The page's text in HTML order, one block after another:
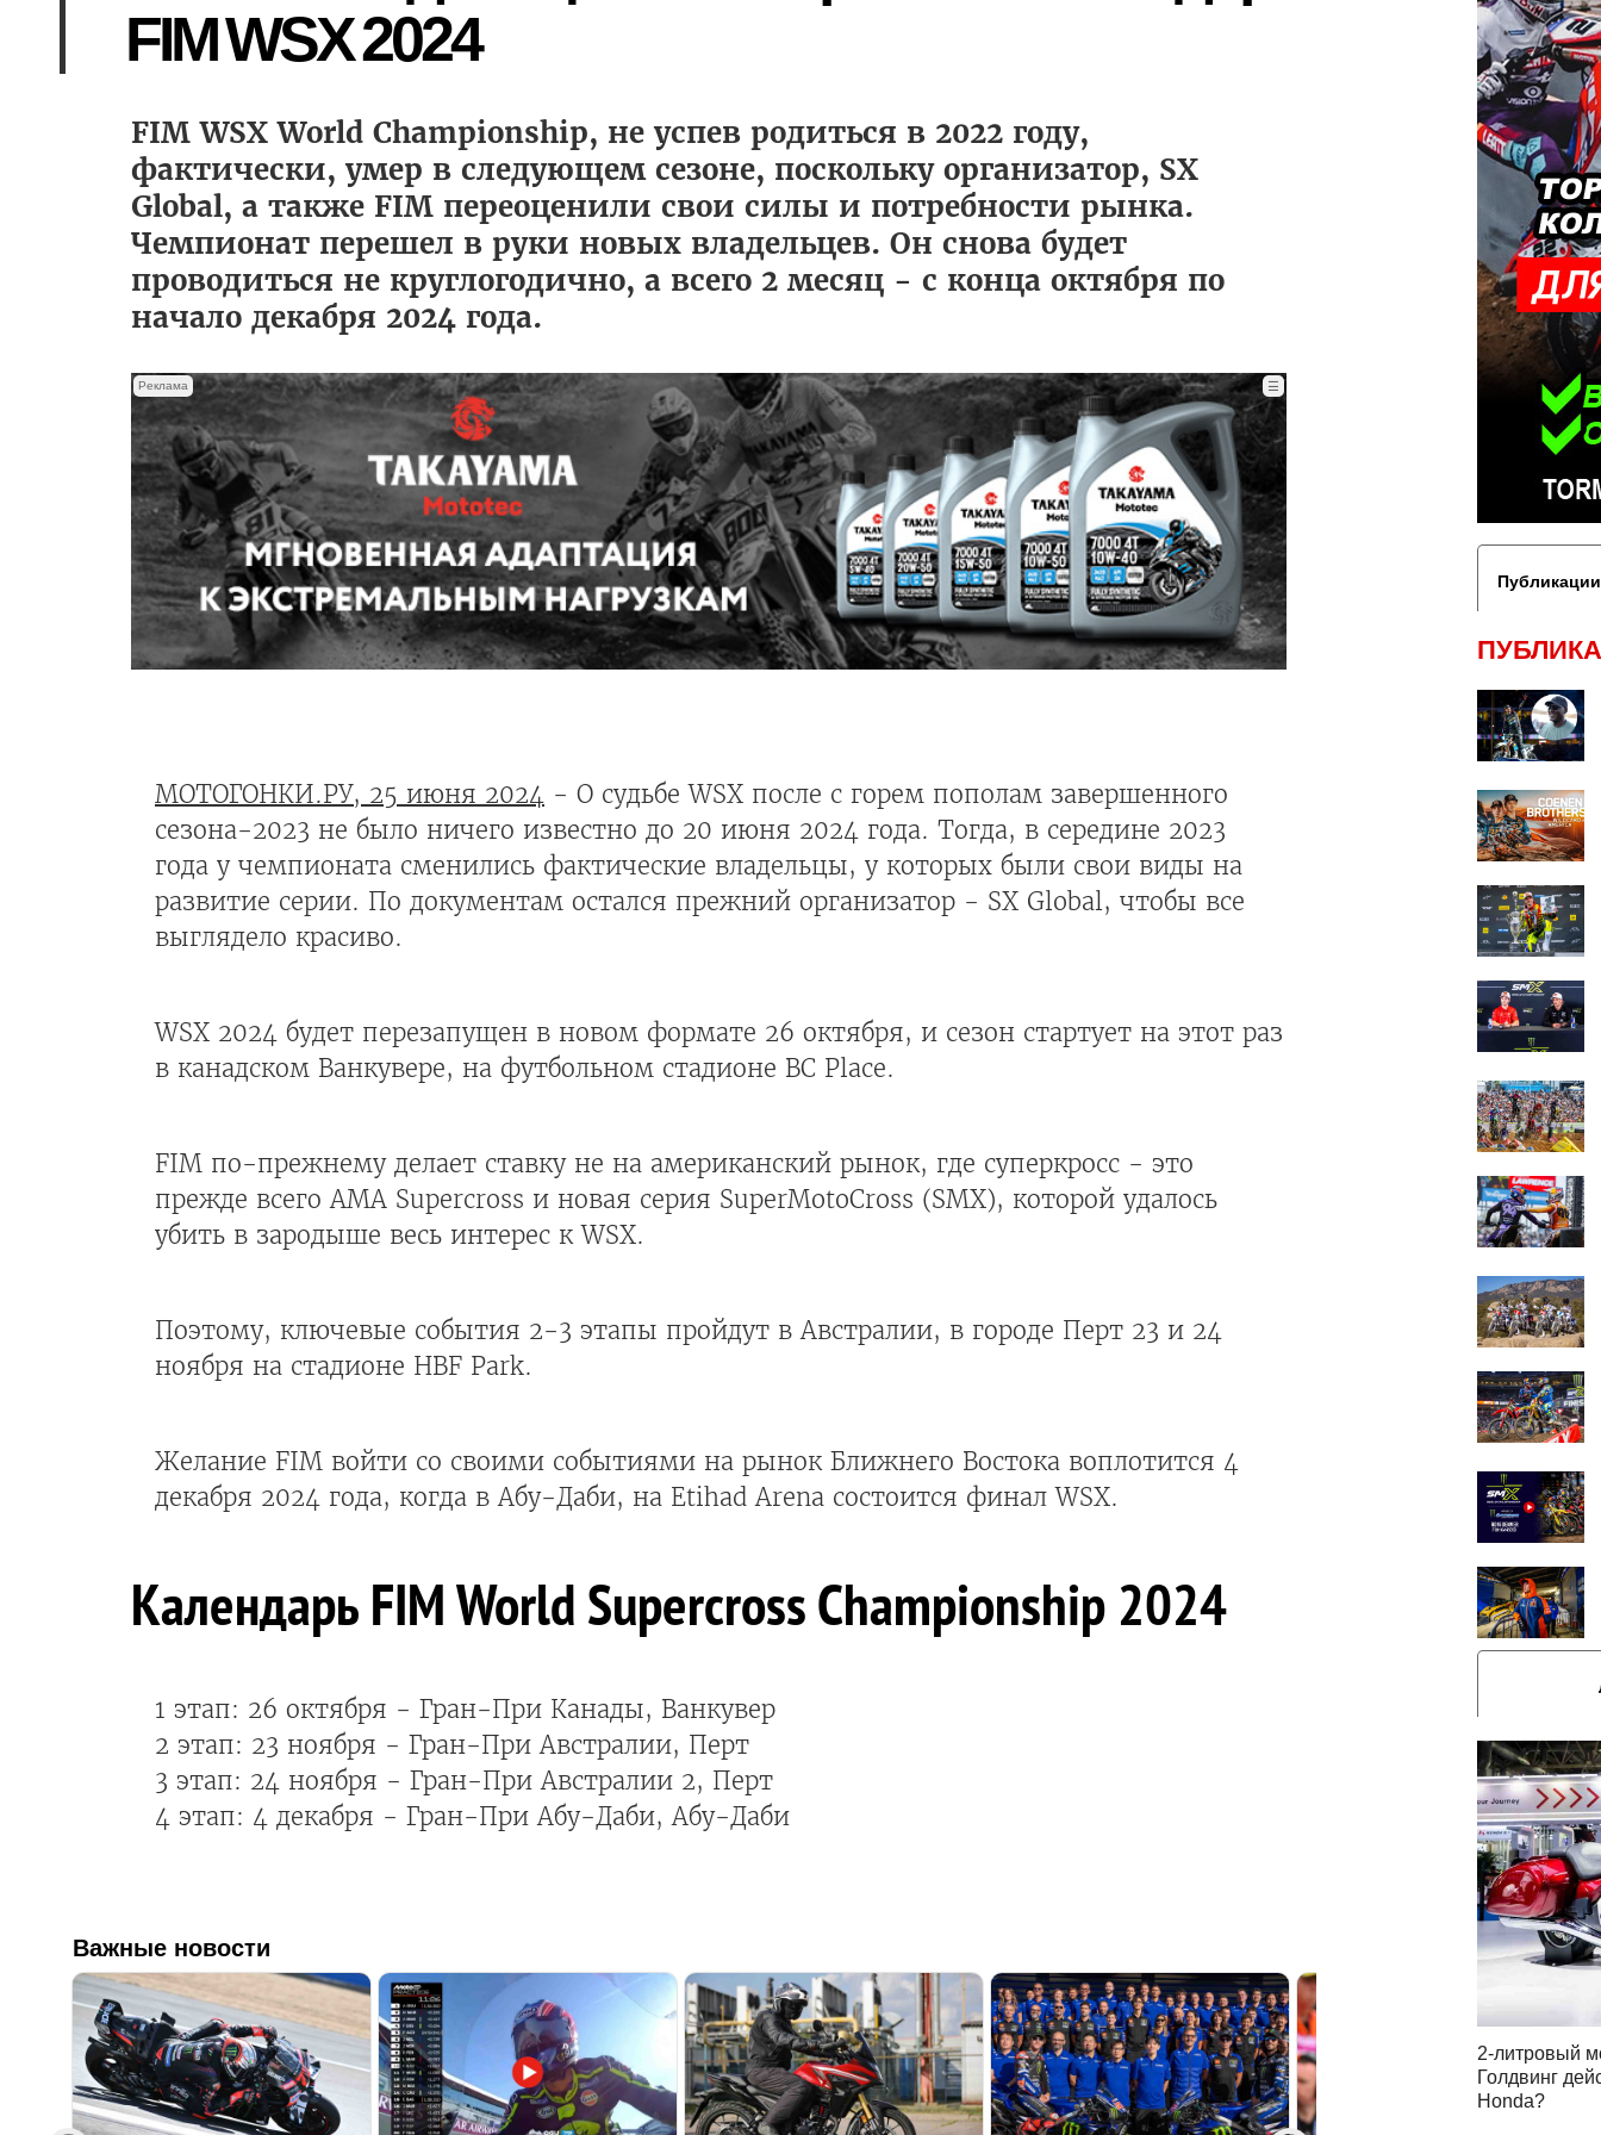
2-литровый
Голдвинг
Honda?
FIM WSX 2024
FIM WSX World Championship, не успев родиться в 2022 году,
фактически, умер в следующем сезоне, поскольку организатор, SX
Global, а также FIM переоценили свои силы и потребности рынка.
Чемпионат перешел в руки новых владельцев. Он снова будет
проводиться не круглогодично, а всего 2 месяц - с конца октября по
начало декабря 2024 года.
Реклама ☰
МОТОГОНКИ.РУ, 25 июня 2024 - О судьбе WSX после с горем пополам завершенного
сезона-2023 не было ничего известно до 20 июня 2024 года. Тогда, в середине 2023
года у чемпионата сменились фактические владельцы, у которых были свои виды на
развитие серии. По документам остался прежний организатор - SX Global, чтобы все
выглядело красиво.
WSX 2024 будет перезапущен в новом формате 26 октября, и сезон стартует на этот раз
в канадском Ванкувере, на футбольном стадионе BC Place.
FIM по-прежнему делает ставку не на американский рынок, где суперкросс - это
прежде всего AMA Supercross и новая серия SuperMotoCross (SMX), которой удалось
убить в зародыше весь интерес к WSX.
Поэтому, ключевые события 2-3 этапы пройдут в Австралии, в городе Перт 23 и 24
ноября на стадионе HBF Park.
Желание FIM войти со своими событиями на рынок Ближнего Востока воплотится 4
декабря 2024 года, когда в Абу-Даби, на Etihad Arena состоится финал WSX.
Календарь FIM World Supercross Championship 2024
1 этап: 26 октября - Гран-При Канады, Ванкувер
2 этап: 23 ноября - Гран-При Австралии, Перт
3 этап: 24 ноября - Гран-При Австралии 2, Перт
4 этап: 4 декабря - Гран-При Абу-Даби, Абу-Даби
Важные новости